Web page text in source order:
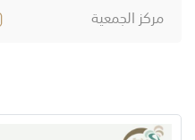
مركز الجمعية